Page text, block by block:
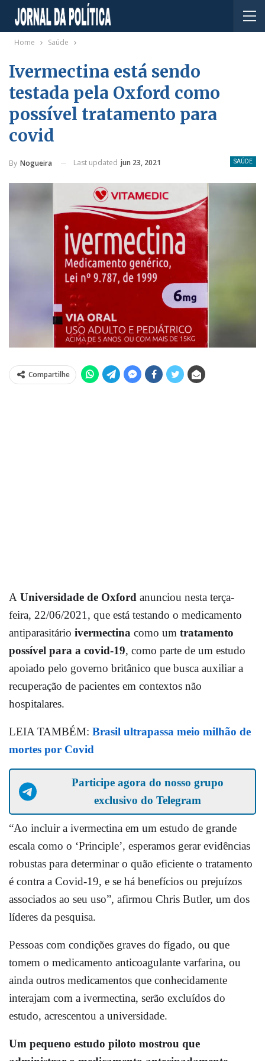
Home Saúde
Ivermectina está sendo
testada pela Oxford como
possível tratamento para
covid
SAÚDE
By Nogueira Last updated jun 23, 2021
Compartilhe
A Universidade de Oxford anunciou nesta terça-
feira, 22/06/2021, que está testando o medicamento
antiparasitário ivermectina como um tratamento
possível para a covid-19, como parte de um estudo
apoiado pelo governo britânico que busca auxiliar a
recuperação de pacientes em contextos não
hospitalares.
LEIA TAMBÉM: Brasil ultrapassa meio milhão de
mortes por Covid
Participe agora do nosso grupo
exclusivo do Telegram
“Ao incluir a ivermectina em um estudo de grande
escala como o ‘Principle’, esperamos gerar evidências
robustas para determinar o quão eficiente o tratamento
é contra a Covid-19, e se há benefícios ou prejuízos
associados ao seu uso”, afirmou Chris Butler, um dos
líderes da pesquisa.
Pessoas com condições graves do fígado, ou que
tomem o medicamento anticoagulante varfarina, ou
ainda outros medicamentos que conhecidamente
interajam com a ivermectina, serão excluídos do
estudo, acrescentou a universidade.
Um pequeno estudo piloto mostrou que